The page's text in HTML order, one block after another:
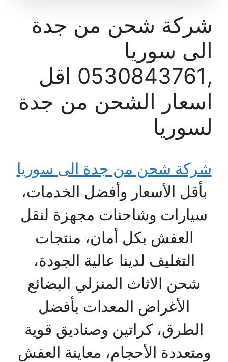
شركة شحن من جدة
الى سوريا
,0530843761 اقل
اسعار الشحن من جدة
لسوريا
شركة شحن من جدة الى سوريا
بأقل الأسعار وأفضل الخدمات،
سيارات وشاحنات مجهزة لنقل
العفش بكل أمان، منتجات
التغليف لدينا عالية الجودة،
شحن الاثاث المنزلي البضائع
الأغراض المعدات بأفضل
الطرق، كراتين وصناديق قوية
ومتعددة الأحجام، معاينة العفش